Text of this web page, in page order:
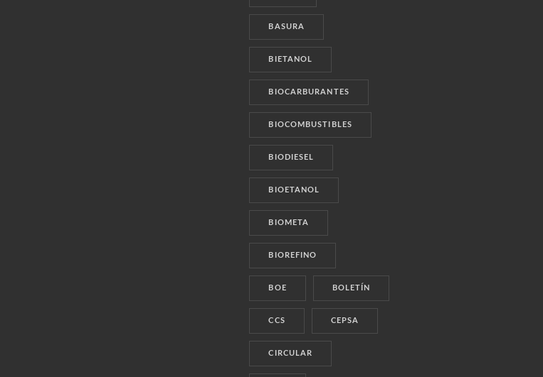
BASURA
BIETANOL
BIOCARBURANTES
BIOCOMBUSTIBLES
BIODIESEL
BIOETANOL
BIOMETA
BIOREFINO
BOE BOLETÍN
CCS CEPSA
CIRCULAR